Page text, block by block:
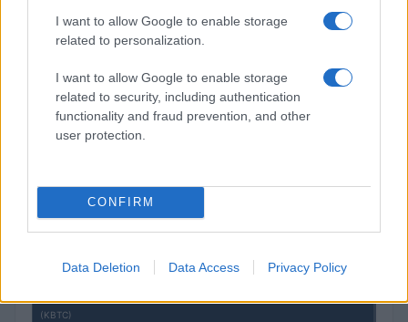
I want to allow Google to enable storage
related to personalization.
I want to allow Google to enable storage
related to security, including authentication
functionality and fraud prevention, and other
user protection.
CONFIRM
Data Deletion Data Access Privacy Policy
Nederlandse werkloosheid daalt verder, maar inflatie boven EU-
gemiddelde
Sanne De Vries · 1 aug 2026
CRYPTOKOERSEN
(KBTC)